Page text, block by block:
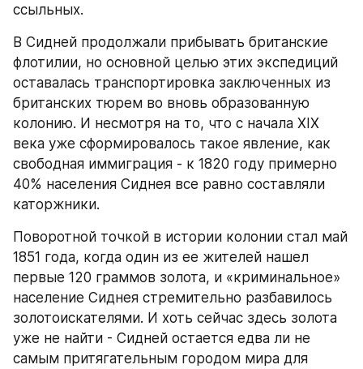
ссыльных.
В Сидней продолжали прибывать британские
флотилии, но основной целью этих экспедиций
оставалась транспортировка заключенных из
британских тюрем во вновь образованную
колонию. И несмотря на то, что с начала XIX
века уже сформировалось такое явление, как
свободная иммиграция - к 1820 году примерно
40% населения Сиднея все равно составляли
каторжники.
Поворотной точкой в истории колонии стал май
1851 года, когда один из ее жителей нашел
первые 120 граммов золота, и «криминальное»
население Сиднея стремительно разбавилось
золотоискателями. И хоть сейчас здесь золота
уже не найти - Сидней остается едва ли не
самым притягательным городом мира для